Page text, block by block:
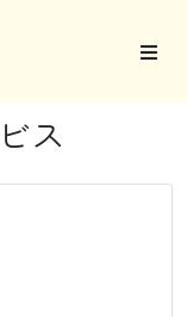
ス